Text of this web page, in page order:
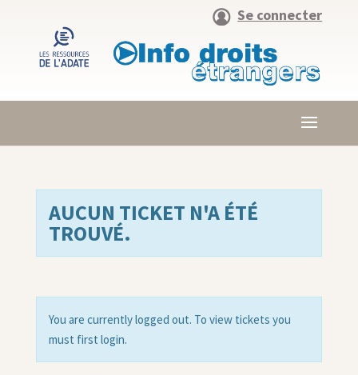
Se connecter
AUCUN TICKET N'A ÉTÉ
TROUVÉ.
You are currently logged out. To view tickets you
must first login.